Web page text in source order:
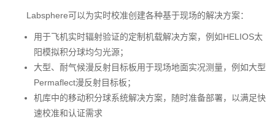
Labsphere可以为实时校准创建各种基于现场的解决方案：
用于飞机实时辐射验证的定制机载解决方案，例如HELIOS太
阳模拟积分球均匀光源；
大型、耐气候漫反射目标板用于现场地面实况测量，例如大型
Permaflect漫反射目标板；
机库中的移动积分球系统解决方案，随时准备部署，以满足快
速校准和认证需求